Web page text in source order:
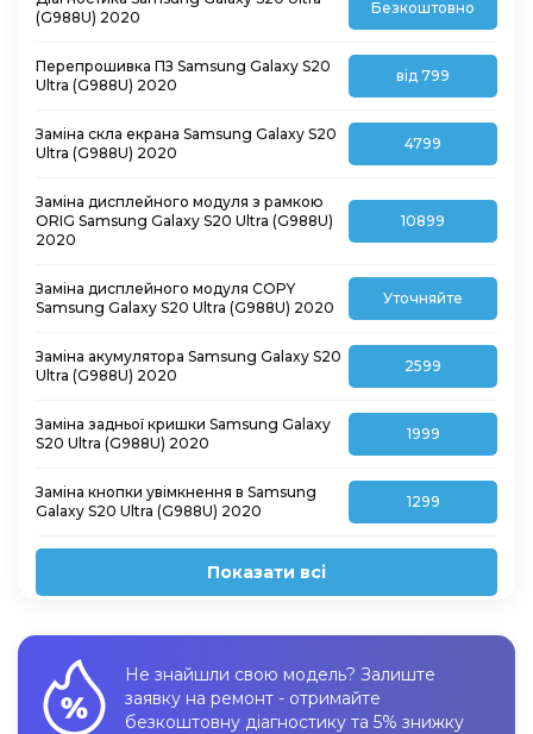
(G988U) 2020
Безкоштовно
Перепрошивка ПЗ Samsung Galaxy S20
Ultra (G988U) 2020
від 799
Заміна скла екрана Samsung Galaxy S20
Ultra (G988U) 2020
4799
Заміна дисплейного модуля з рамкою
ORIG Samsung Galaxy S20 Ultra (G988U)
2020
10899
Заміна дисплейного модуля COPY
Samsung Galaxy S20 Ultra (G988U) 2020
Уточняйте
Заміна акумулятора Samsung Galaxy S20
Ultra (G988U) 2020
2599
Заміна задньої кришки Samsung Galaxy
S20 Ultra (G988U) 2020
1999
Заміна кнопки увімкнення в Samsung
Galaxy S20 Ultra (G988U) 2020
1299
Показати всі
Не знайшли свою модель? Залиште
заявку на ремонт - отримайте
безкоштовну діагностику та 5% знижку